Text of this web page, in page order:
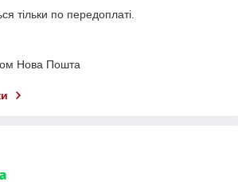
тільки по передоплаті.
Нова Пошта